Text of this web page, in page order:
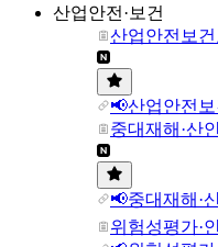
산업안전·보건
산업안전보
📢산업안전
중대재해·산
📢중대재해·
위험성평가·